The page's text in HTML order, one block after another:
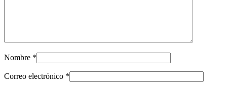
Nombre *
Correo electrónico *